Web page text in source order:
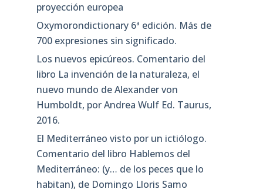
proyección europea
Oxymorondictionary 6ª edición. Más de
700 expresiones sin significado.
Los nuevos epicúreos. Comentario del
libro La invención de la naturaleza, el
nuevo mundo de Alexander von
Humboldt, por Andrea Wulf Ed. Taurus,
2016.
El Mediterráneo visto por un ictiólogo.
Comentario del libro Hablemos del
Mediterráneo: (y… de los peces que lo
habitan), de Domingo Lloris Samo